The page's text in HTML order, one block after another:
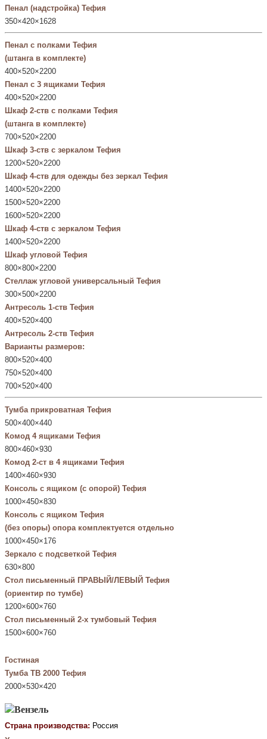
Пенал (надстройка) Тефия
350×420×1628
Пенал с полками Тефия
(штанга в комплекте)
400×520×2200
Пенал с 3 ящиками Тефия
400×520×2200
Шкаф 2-ств с полками Тефия
(штанга в комплекте)
700×520×2200
Шкаф 3-ств с зеркалом Тефия
1200×520×2200
Шкаф 4-ств для одежды без зеркал Тефия
1400×520×2200
1500×520×2200
1600×520×2200
Шкаф 4-ств с зеркалом Тефия
1400×520×2200
Шкаф угловой Тефия
800×800×2200
Стеллаж угловой универсальный Тефия
300×500×2200
Антресоль 1-ств Тефия
400×520×400
Антресоль 2-ств Тефия
Варианты размеров:
800×520×400
750×520×400
700×520×400
Тумба прикроватная Тефия
500×400×440
Комод 4 ящиками Тефия
800×460×930
Комод 2-ст в 4 ящиками Тефия
1400×460×930
Консоль с ящиком (с опорой) Тефия
1000×450×830
Консоль с ящиком Тефия
(без опоры) опора комплектуется отдельно
1000×450×176
Зеркало с подсветкой Тефия
630×800
Стол письменный ПРАВЫЙ/ЛЕВЫЙ Тефия
(ориентир по тумбе)
1200×600×760
Стол письменный 2-х тумбовый Тефия
1500×600×760
Гостиная
Тумба ТВ 2000 Тефия
2000×530×420
Страна производства: Россия